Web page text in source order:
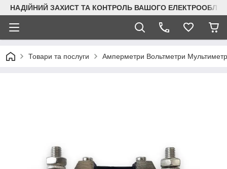
НАДІЙНИЙ ЗАХИСТ ТА КОНТРОЛЬ ВАШОГО
Товари та послуги Амперметри Вольтметри